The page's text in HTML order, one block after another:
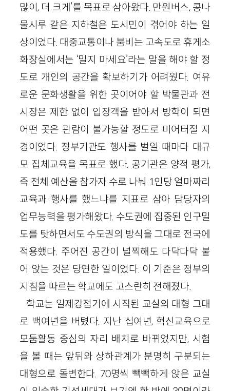
많이, 더 크게’를 목표로 삼아왔다. 만원버스, 콩나
물시루 같은 지하철은 도시민이 겪어야 하는 일
상이었다. 대중교통이나 붐비는 고속도로 휴게소
화장실에서는 ‘밀지 마세요’라는 말을 해야 할 정
도로 개인의 공간을 확보하기가 어려웠다. 여유
로운 문화생활을 위한 곳이어야 할 박물관과 전
시장은 제한 없이 입장객을 받아서 방학이 되면
어떤 곳은 관람이 불가능할 정도로 미어터질 지
경이었다. 정부기관도 행사를 벌일 때마다 대규
모 집체교육을 목표로 했다. 공기관은 양적 평가,
즉 전체 예산을 참가자 수로 나눠 1인당 얼마짜리
교육과 행사를 했느냐를 지표로 삼아 담당자의
업무능력을 평가해왔다. 수도권에 집중된 인구밀
도를 탓하면서도 수도권의 방식을 그대로 전국에
적용했다. 주어진 공간이 널찍해도 다닥다닥 붙
어 앉는 것은 당연한 일이었다. 이 기준은 정부의
지침을 따르는 학교에도 고스란히 전해졌다.
학교는 일제강점기에 시작된 교실의 대형 그대
로 백여년을 버텼다. 지난 십여년, 혁신교육으로
모둠활동 중심의 자리 배치로 바뀌었지만, 시험
을 볼 때는 앞뒤와 상하관계가 분명히 구분되는
대형으로 돌변한다. 70명씩 빽빽하게 앉은 교실